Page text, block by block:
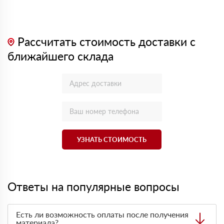
Рассчитать стоимость доставки с
ближайшего склада
УЗНАТЬ СТОИМОСТЬ
Ответы на популярные вопросы
Есть ли возможность оплаты после получения